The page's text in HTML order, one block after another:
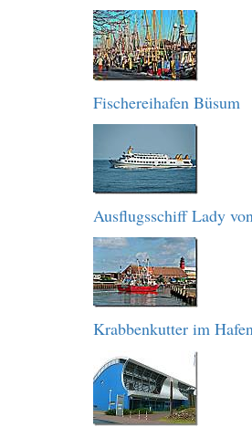
Fischereihafen Büsum
Ausflugsschiff Lady
Krabbenkutter im